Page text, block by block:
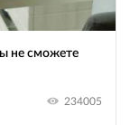
не сможете
234005